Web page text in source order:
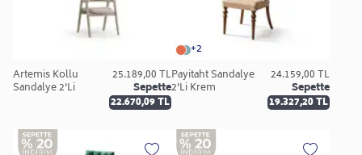
Artemis Kollu
Sandalye 2'Li
25.189,00 TL
Sepette
22.670,09 TL
+2
Payitaht Sandalye
2'Li Krem
24.159,00 TL
Sepette
19.327,20 TL